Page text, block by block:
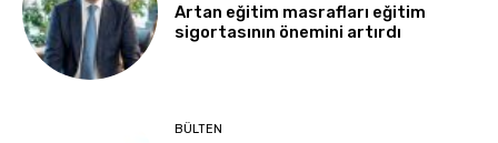
Artan eğitim masrafları eğitim
sigortasının önemini artırdı
BÜLTEN